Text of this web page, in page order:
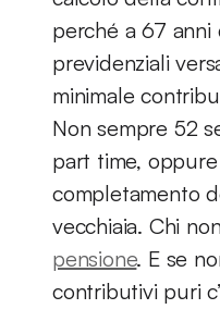
perché a 67
previdenziali
minimale
Non sempre 52
part time,
completamento
vecchiaia. Chi
pensione. E se
contributivi puri